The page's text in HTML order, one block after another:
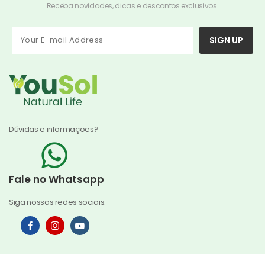
Receba novidades, dicas e descontos exclusivos.
SIGN UP
Dúvidas e informações?
Fale no Whatsapp
Siga nossas redes sociais.